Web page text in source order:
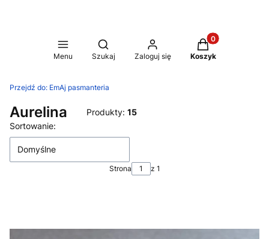
Menu
Otwórz wyszukiwarkę
Szukaj Zaloguj się
Produkty w
Koszyk
Przejdź do: EmAj pasmanteria
Aurelina Produkty: 15
Lista produktów
Sortowanie:
Domyślne
Strona z 1